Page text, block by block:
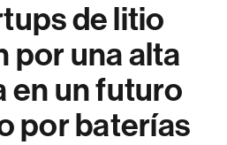
de litio
por una alta
en un futuro
por baterías